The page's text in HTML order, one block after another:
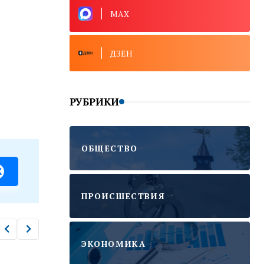
MAX
ДЗЕН
РУБРИКИ
ОБЩЕСТВО
ПРОИСШЕСТВИЯ
ЭКОНОМИКА